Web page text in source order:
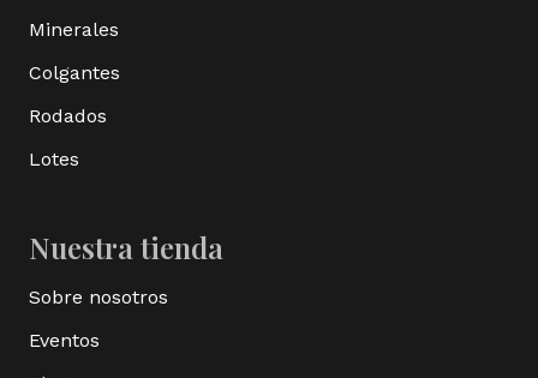
Minerales
Colgantes
Rodados
Lotes
Nuestra tienda
Sobre nosotros
Eventos